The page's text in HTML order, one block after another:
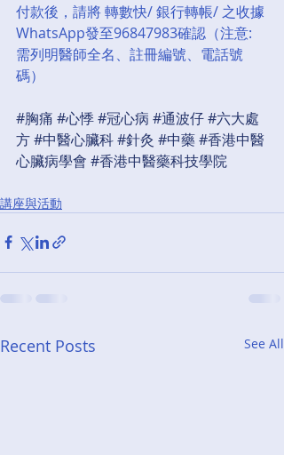
付款後，請將 轉數快/ 銀行轉帳/ 之收據
WhatsApp發至96847983確認（注意:
需列明醫師全名、註冊編號、電話號
碼）
#胸痛 #心悸#冠心病 #通波仔#六大處
方#中醫心臟科#針灸 #中藥#香港中醫
心臟病學會 #香港中醫藥科技學院
講座與活動
Recent Posts See All